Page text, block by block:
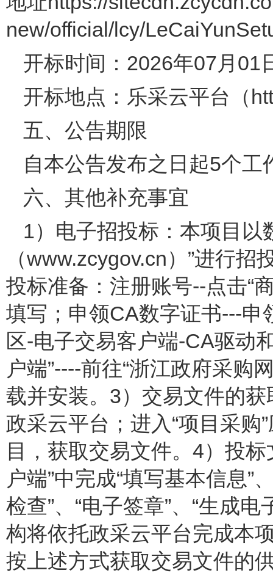
new/official/lcy/
开标时间：2026年07
开标地点：乐采云平台
五、公告期限
自本公告发布之日起5个
六、其他补充事宜
1）电子招投标：本项目以
（www.zcygov.cn）”进行
投标准备：注册账号--点击“
填写；申领CA数字证书---申
区-电子交易客户端-CA驱动
户端”----前往“浙江政府采购
载并安装。3）交易文件的
政采云平台；进入“项目采购
目，获取交易文件。4）投
户端”中完成“填写基本信息”
检查”、“电子签章”、“生成
构将依托政采云平台完成本
按上述方式获取交易文件的